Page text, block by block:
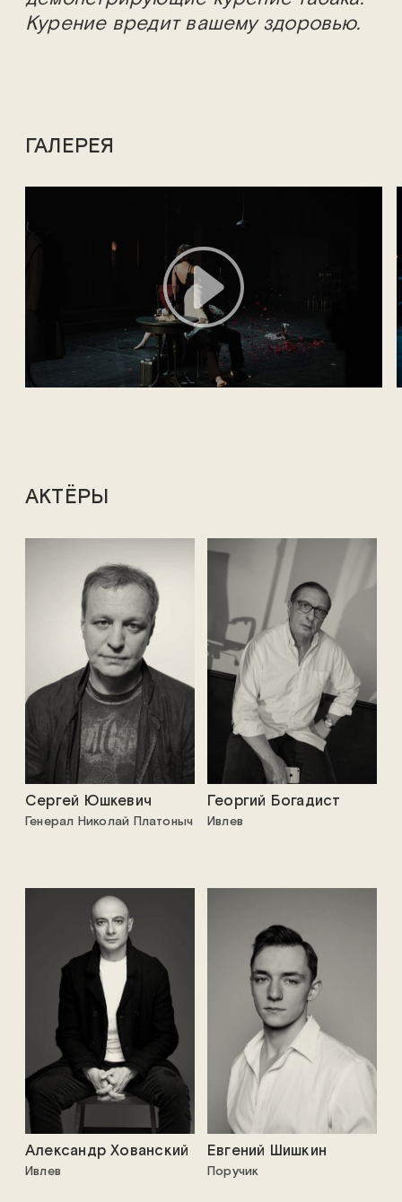
Курение вредит вашему здоровью.
ГАЛЕРЕЯ
АКТЁРЫ
Сергей Юшкевич
Генерал Николай Платоныч
Георгий Богадист
Ивлев
Александр Хованский
Ивлев
Евгений Шишкин
Поручик